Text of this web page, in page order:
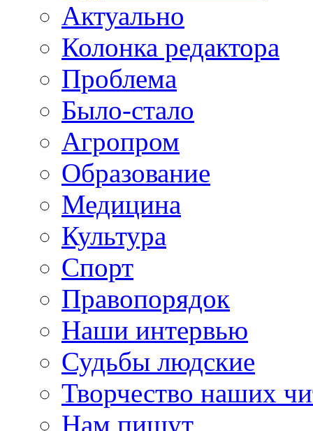
Актуально
Колонка редактора
Проблема
Было-стало
Агропром
Образование
Медицина
Культура
Спорт
Правопорядок
Наши интервью
Судьбы людские
Творчество наших
Нам пишут